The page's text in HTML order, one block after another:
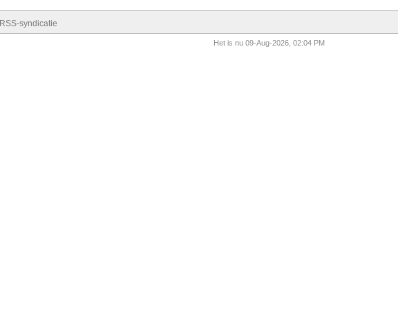
RSS-syndicatie
Het is nu 09-Aug-2026, 02:04 PM